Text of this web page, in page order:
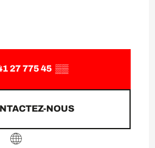
27 775 45 ▒▒
NOUS